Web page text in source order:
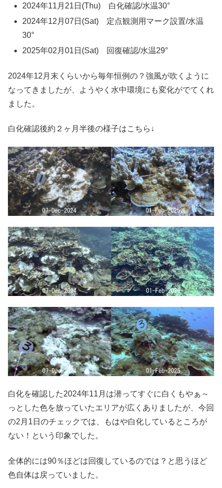
2024年11月21日(Thu) 白化確認/水温30°
2024年12月07日(Sat) 定点観測用マーク設置/水温
30°
2025年02月01日(Sat) 回復確認/水温29°
2024年12月末くらいから毎年恒例の？強風が吹くように
なってきましたが、ようやく水中環境にも変化がでてくれ
ました。
白化確認後約２ヶ月半後の様子はこちら↓
白化を確認した2024年11月は潜ってすぐに白くもやぁ～
っとした色を放っていたエリアが広くありましたが、今回
の2月1日のチェックでは、もはや白化しているところが
ない！という印象でした。
全体的には90％ほどは回復しているのでは？と思うほど
色自体は戻っていました。